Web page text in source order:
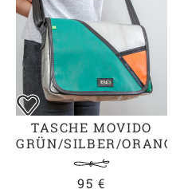
TASCHE MOVIDO
GRÜN/SILBER/ORANGE
95 €